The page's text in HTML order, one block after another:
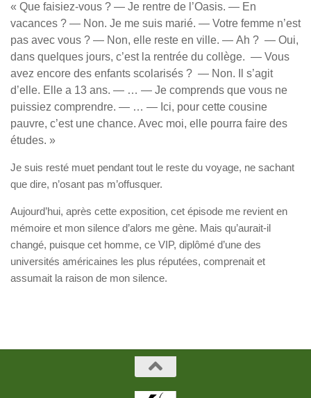
« Que faisiez-vous ? — Je rentre de l’Oasis. — En
vacances ? — Non. Je me suis marié. — Votre femme n’est
pas avec vous ? — Non, elle reste en ville. — Ah ? — Oui,
dans quelques jours, c’est la rentrée du collège. — Vous
avez encore des enfants scolarisés ? — Non. Il s’agit
d’elle. Elle a 13 ans. — … — Je comprends que vous ne
puissiez comprendre. — … — Ici, pour cette cousine
pauvre, c’est une chance. Avec moi, elle pourra faire des
études. »
Je suis resté muet pendant tout le reste du voyage, ne sachant
que dire, n’osant pas m’offusquer.
Aujourd’hui, après cette exposition, cet épisode me revient en
mémoire et mon silence d’alors me gène. Mais qu’aurait-il
changé, puisque cet homme, ce VIP, diplômé d’une des
universités américaines les plus réputées, comprenait et
assumait la raison de mon silence.